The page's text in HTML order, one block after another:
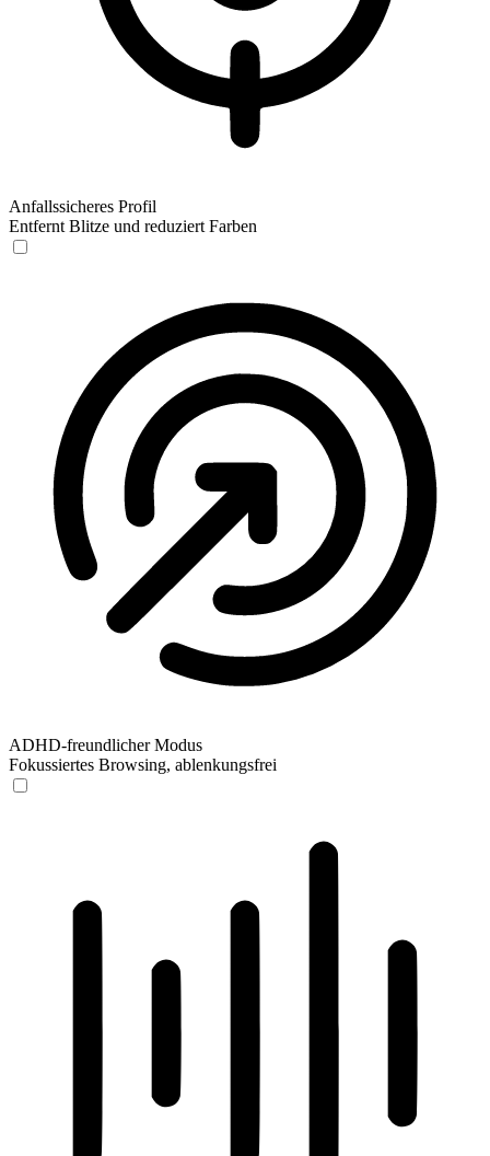
Anfallssicheres Profil
Entfernt Blitze und reduziert Farben
ADHD-freundlicher Modus
Fokussiertes Browsing, ablenkungsfrei